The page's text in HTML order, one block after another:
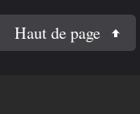
Haut de page